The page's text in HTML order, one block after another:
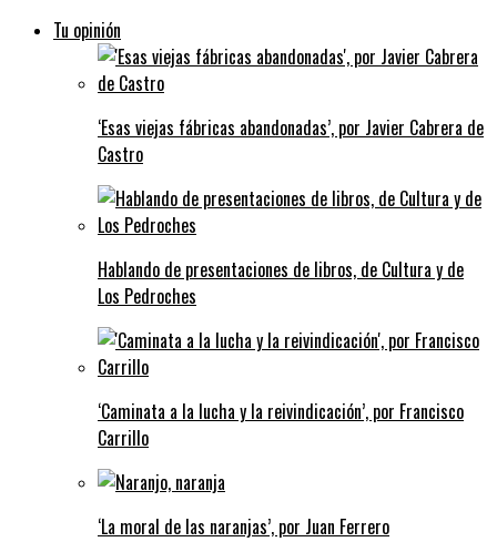
Tu opinión
‘Esas viejas fábricas abandonadas’, por Javier Cabrera de
Castro
Hablando de presentaciones de libros, de Cultura y de
Los Pedroches
‘Caminata a la lucha y la reivindicación’, por Francisco
Carrillo
‘La moral de las naranjas’, por Juan Ferrero